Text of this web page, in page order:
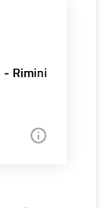
- Rimini